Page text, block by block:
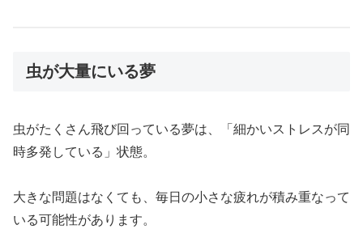
虫が大量にいる夢
虫がたくさん飛び回っている夢は、「細かいストレスが同
時多発している」状態。
大きな問題はなくても、毎日の小さな疲れが積み重なって
いる可能性があります。